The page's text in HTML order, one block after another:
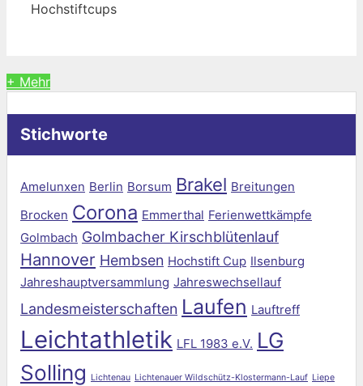
Hochstiftcups
+ Mehr
Stichworte
Amelunxen Berlin Borsum Brakel Breitungen
Brocken Corona Emmerthal Ferienwettkämpfe
Golmbach Golmbacher Kirschblütenlauf
Hannover Hembsen Hochstift Cup Ilsenburg
Jahreshauptversammlung Jahreswechsellauf
Landesmeisterschaften Laufen Lauftreff
Leichtathletik LFL 1983 e.V. LG
Solling
Lichtenau Lichtenauer Wildschütz-Klostermann-Lauf Liepe